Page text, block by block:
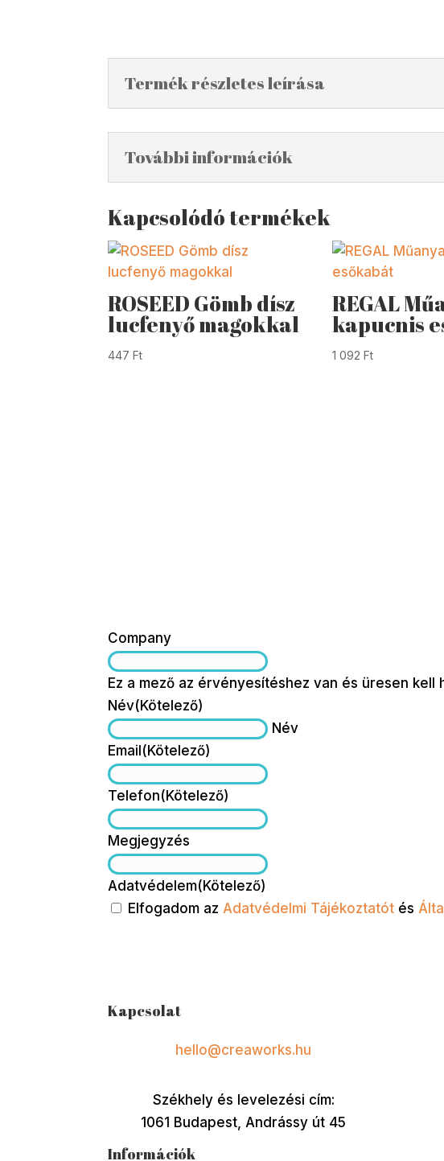
Termék részletes leírása
További információk
Kapcsolódó termékek
ROSEED Gömb dísz
lucfenyő magokkal
447Ft
REGAL
kapucnis
1 092Ft
Company
Ez a mező az érvényesítéshez van és üresen kell
Név(Kötelező)
Név
Email(Kötelező)
Telefon(Kötelező)
Megjegyzés
Adatvédelem(Kötelező)
Elfogadom az Adatvédelmi Tájékoztatót és
Kapcsolat
hello@creaworks.hu
Székhely és levelezési cím:
1061 Budapest, Andrássy út 45
Információk